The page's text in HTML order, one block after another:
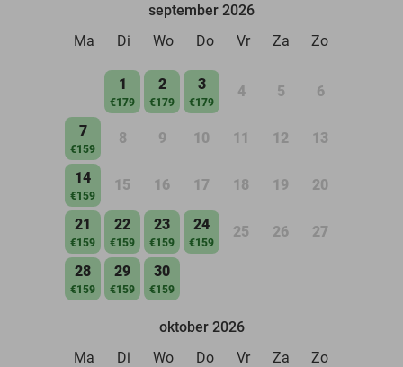
september 2026
Ma
Di Wo Do Vr Za Zo
1
€179
2
€179
3
€179
4 5 6
7
€159
8 9 10 11 12 13
14
€159
15 16 17 18 19 20
21
€159
22
€159
23
€159
24
€159
25 26 27
28
€159
29
€159
30
€159
oktober 2026
Ma
Di Wo Do Vr Za Zo